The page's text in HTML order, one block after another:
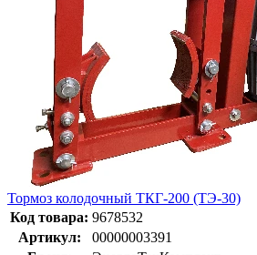
Тормоз колодочный ТКГ-200 (ТЭ-30)
Код товара: 9678532
Артикул:
00000003391